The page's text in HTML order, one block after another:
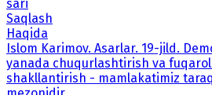
sari
Saqlash
Haqida
Islom Karimov. Asarlar. 19-jild.
yanada chuqurlashtirish va
shakllantirish - mamlakatimiz